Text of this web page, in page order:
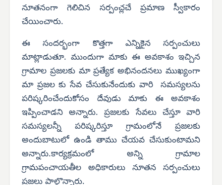
నూతనంగా గెలిచిన సర్పంచ్లచే ప్రమాణ స్వీకారం
చేయించారు.
ఈ సందర్భంగా కొత్తగా ఎన్నికైన సర్పంచులు
మాట్లాడుతూ. ముందుగా మాకు ఈ అవకాశం ఇచ్చిన
గ్రామాల ప్రజలకు మా ప్రత్యేక అభినందనలు ముఖ్యంగా
మా ప్రజల కు సేవ చేసుకునేందుకు వారి సమస్యలను
పరిష్కరించేందుకోసం దేవుడు మాకు ఈ అవకాశం
ఇప్పించాడని అన్నారు. ప్రజలకు సేవలు చేస్తూ వారి
సమస్యలన్నీ పరిష్కరిస్తూ గ్రామంలోనే ప్రజలకు
అందుబాటులో ఉండి తాము చేయవ చేసుకుంటామని
అన్నారు.కార్యక్రమంలో అన్ని గ్రామాల
గ్రామపంచాయతీల అధికారులు నూతన సర్పంచులు
ప్రజలు పాల్గొన్నారు.